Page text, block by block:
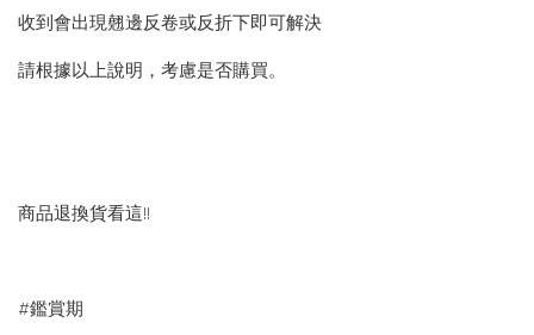
收到會出現翹邊反卷或反折下即可解決
請根據以上說明，考慮是否購買。
商品退換貨看這!!
#鑑賞期